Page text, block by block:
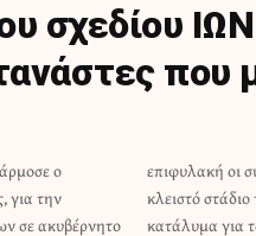
σχεδίου
που
ο
για την
σε ακυβέρνητο
στο
κατάλυμα για